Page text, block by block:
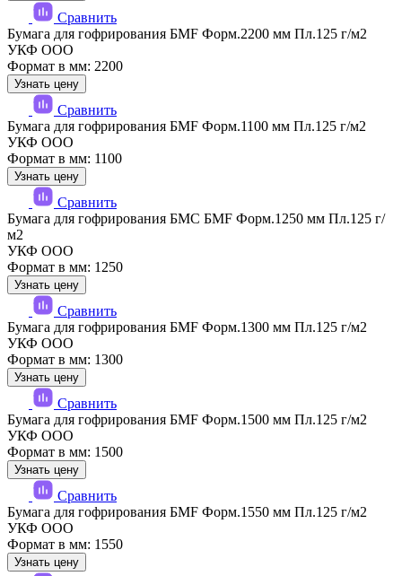
Сравнить
Бумага для гофрирования БМF Форм.2200 мм Пл.125 г/м2
УКФ ООО
Формат в мм: 2200
Узнать цену
Сравнить
Бумага для гофрирования БМF Форм.1100 мм Пл.125 г/м2
УКФ ООО
Формат в мм: 1100
Узнать цену
Сравнить
Бумага для гофрирования БМС БМF Форм.1250 мм Пл.125 г/
м2
УКФ ООО
Формат в мм: 1250
Узнать цену
Сравнить
Бумага для гофрирования БМF Форм.1300 мм Пл.125 г/м2
УКФ ООО
Формат в мм: 1300
Узнать цену
Сравнить
Бумага для гофрирования БМF Форм.1500 мм Пл.125 г/м2
УКФ ООО
Формат в мм: 1500
Узнать цену
Сравнить
Бумага для гофрирования БМF Форм.1550 мм Пл.125 г/м2
УКФ ООО
Формат в мм: 1550
Узнать цену